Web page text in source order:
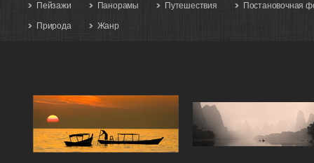
Пейзажи Панорамы Путешествия Постановочная
Природа Жанр